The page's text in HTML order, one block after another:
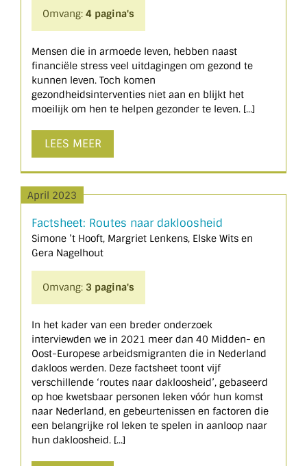
Omvang: 4 pagina's
Mensen die in armoede leven, hebben naast
financiële stress veel uitdagingen om gezond te
kunnen leven. Toch komen
gezondheidsinterventies niet aan en blijkt het
moeilijk om hen te helpen gezonder te leven. [...]
LEES MEER
April 2023
Factsheet: Routes naar dakloosheid
Simone ’t Hooft, Margriet Lenkens, Elske Wits en
Gera Nagelhout
Omvang: 3 pagina's
In het kader van een breder onderzoek
interviewden we in 2021 meer dan 40 Midden- en
Oost-Europese arbeidsmigranten die in Nederland
dakloos werden. Deze factsheet toont vijf
verschillende ‘routes naar dakloosheid’, gebaseerd
op hoe kwetsbaar personen leken vóór hun komst
naar Nederland, en gebeurtenissen en factoren die
een belangrijke rol leken te spelen in aanloop naar
hun dakloosheid. [...]